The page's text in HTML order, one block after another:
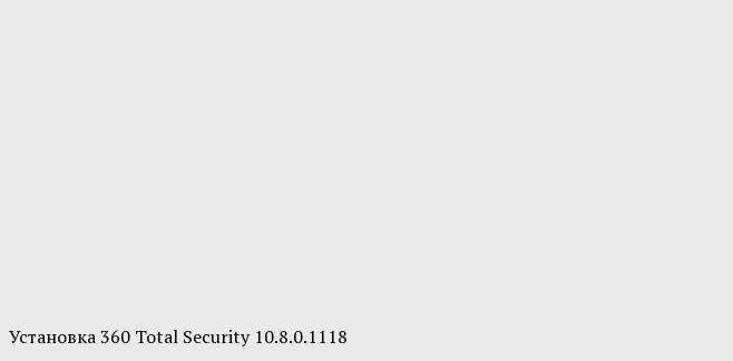
Установка 360 Total Security 10.8.0.1118